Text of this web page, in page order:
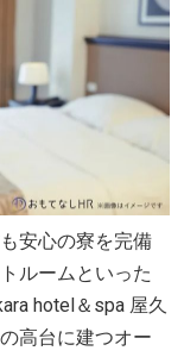
安心の寮を完備
ルームといった
hotel＆spa 屋久
高台に建つオー